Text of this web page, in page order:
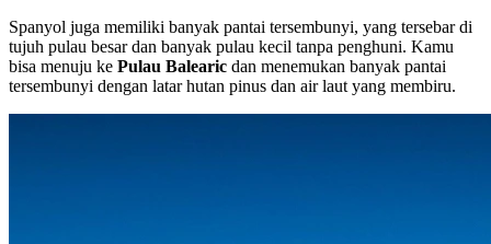
Spanyol juga memiliki banyak pantai tersembunyi, yang tersebar di
tujuh pulau besar dan banyak pulau kecil tanpa penghuni. Kamu
bisa menuju ke Pulau Balearic dan menemukan banyak pantai
tersembunyi dengan latar hutan pinus dan air laut yang membiru.